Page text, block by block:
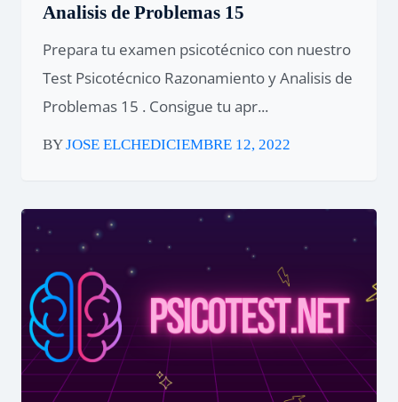
Analisis de Problemas 15
Prepara tu examen psicotécnico con nuestro
Test Psicotécnico Razonamiento y Analisis de
Problemas 15 . Consigue tu apr...
BYJOSE ELCHEDICIEMBRE 12, 2022